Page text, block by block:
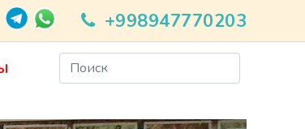
+998947770203